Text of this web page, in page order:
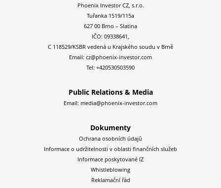
Phoenix Investor CZ, s.r.o.
Tuřanka 1519/115a
627 00 Brno – Slatina
IČO: 09338641,
C 118529/KSBR vedená u Krajského soudu v Brně
Email: cz@phoenix-investor.com
Tel: +420530503590
Public Relations & Media
Email: media@phoenix-investor.com
Dokumenty
Ochrana osobních údajů
Informace o udržitelnosti v oblasti finančních služeb
Informace poskytované IZ
Whistleblowing
Reklamační řád